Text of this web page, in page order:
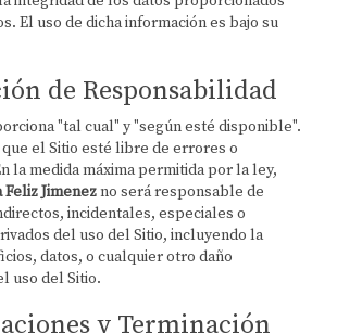
El uso de dicha información es bajo su
de Responsabilidad
"tal cual" y "según esté disponible".
el Sitio esté libre de errores o
la medida máxima permitida por la ley,
Jimenezno será responsable de
incidentales, especiales o
del uso del Sitio, incluyendo la
datos, o cualquier otro daño
uso del Sitio.
y Terminación